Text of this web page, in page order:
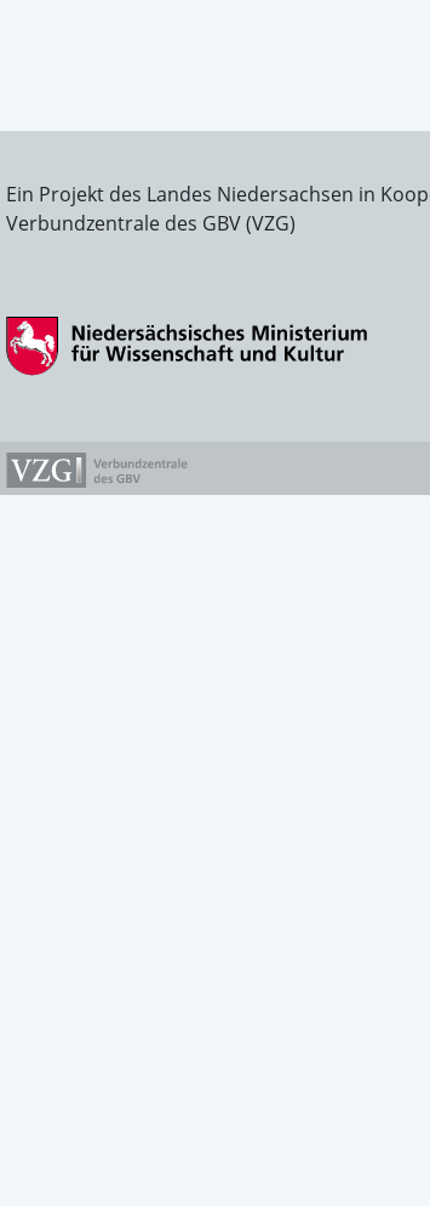
Ein Projekt des Landes Niedersachsen in
Verbundzentrale des GBV (VZG)